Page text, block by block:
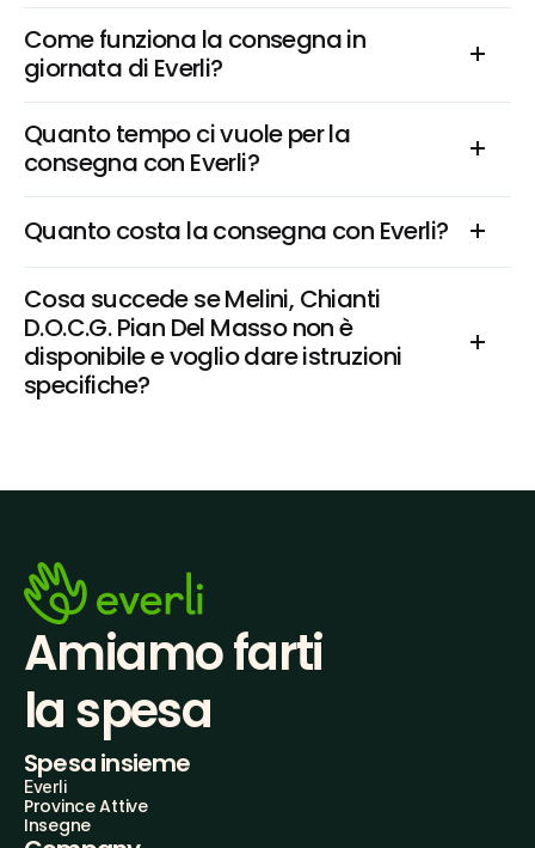
Come funziona la consegna in
giornata di Everli?
Quanto tempo ci vuole per la
consegna con Everli?
Quanto costa la consegna con Everli?
Cosa succede se Melini, Chianti
D.O.C.G. Pian Del Masso non è
disponibile e voglio dare istruzioni
specifiche?
Amiamo farti
la spesa
Spesa insieme
Everli
Province Attive
Insegne